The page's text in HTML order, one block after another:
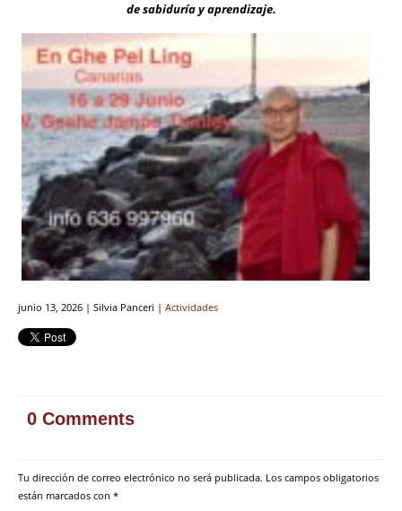
de sabiduría y aprendizaje.
junio 13, 2026 | Silvia Panceri | Actividades
0 Comments
Tu dirección de correo electrónico no será publicada. Los campos obligatorios
están marcados con *